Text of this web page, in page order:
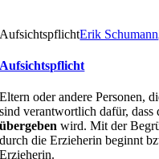
AufsichtspflichtErik Schumann
Aufsichtspflicht
Eltern oder andere Personen,
sind verantwortlich dafür, dass
übergeben wird. Mit der
durch die Erzieherin beginnt
Erzieherin.